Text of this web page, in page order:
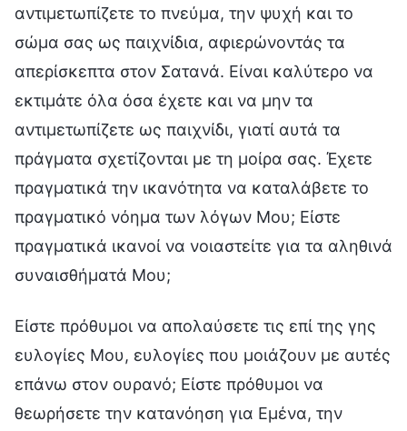
αντιμετωπίζετε το πνεύμα, την ψυχή και το
σώμα σας ως παιχνίδια, αφιερώνοντάς τα
απερίσκεπτα στον Σατανά. Είναι καλύτερο να
εκτιμάτε όλα όσα έχετε και να μην τα
αντιμετωπίζετε ως παιχνίδι, γιατί αυτά τα
πράγματα σχετίζονται με τη μοίρα σας. Έχετε
πραγματικά την ικανότητα να καταλάβετε το
πραγματικό νόημα των λόγων Μου; Είστε
πραγματικά ικανοί να νοιαστείτε για τα αληθινά
συναισθήματά Μου;
Είστε πρόθυμοι να απολαύσετε τις επί της γης
ευλογίες Μου, ευλογίες που μοιάζουν με αυτές
επάνω στον ουρανό; Είστε πρόθυμοι να
θεωρήσετε την κατανόηση για Εμένα, την